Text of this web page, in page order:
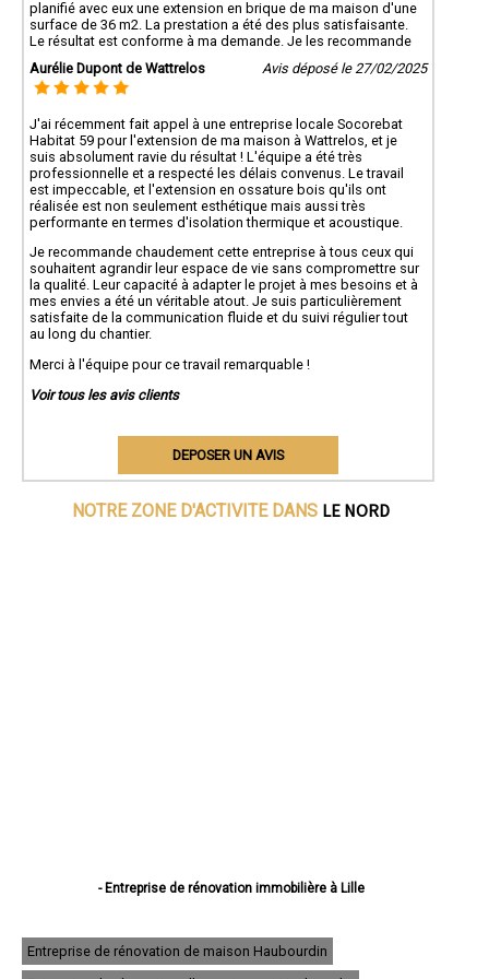
planifié avec eux une extension en brique de ma maison d'une
surface de 36 m2. La prestation a été des plus satisfaisante.
Le résultat est conforme à ma demande. Je les recommande
Aurélie Dupont de Wattrelos
Avis déposé le 27/02/2025
J'ai récemment fait appel à une entreprise locale Socorebat
Habitat 59 pour l'extension de ma maison à Wattrelos, et je
suis absolument ravie du résultat ! L'équipe a été très
professionnelle et a respecté les délais convenus. Le travail
est impeccable, et l'extension en ossature bois qu'ils ont
réalisée est non seulement esthétique mais aussi très
performante en termes d'isolation thermique et acoustique.
Je recommande chaudement cette entreprise à tous ceux qui
souhaitent agrandir leur espace de vie sans compromettre sur
la qualité. Leur capacité à adapter le projet à mes besoins et à
mes envies a été un véritable atout. Je suis particulièrement
satisfaite de la communication fluide et du suivi régulier tout
au long du chantier.
Merci à l'équipe pour ce travail remarquable !
Voir tous les avis clients
DEPOSER UN AVIS
NOTRE ZONE D'ACTIVITE DANS LE NORD
- Entreprise de rénovation immobilière à Lille
- Entreprise de rénovation immobilière à Tourcoing
- Entreprise de rénovation immobilière à Villeneuve-d'Ascq
Entreprise de rénovation de maison Haubourdin